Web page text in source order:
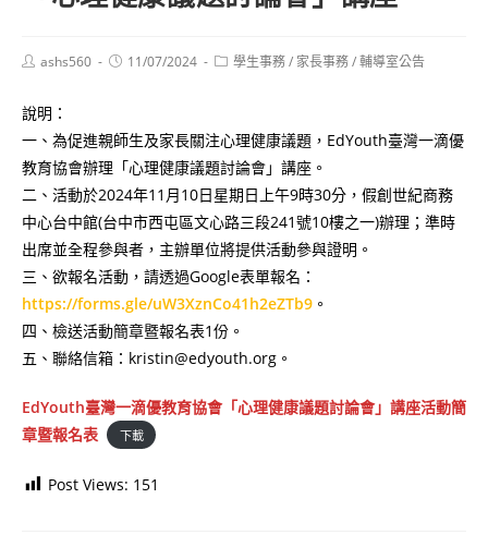
Postashs560
Post11/07/2024
Post學生事務/ 家長事務/輔導室公告
說明：
一、為促進親師生及家長關注心理健康議題，EdYouth臺灣一滴優
教育協會辦理「心理健康議題討論會」講座。
二、活動於2024年11月10日星期日上午9時30分，假創世紀商務
中心台中館(台中市西屯區文心路三段241號10樓之⼀)辦理；準時
出席並全程參與者，主辦單位將提供活動參與證明。
三、欲報名活動，請透過Google表單報名：
https://forms.gle/uW3XznCo41h2eZTb9 。
四、檢送活動簡章暨報名表1份。
五、聯絡信箱：kristin@edyouth.org。
EdYouth臺灣一滴優教育協會「心理健康議題討論會」講座活動簡
章暨報名表
下載
Post Views: 151